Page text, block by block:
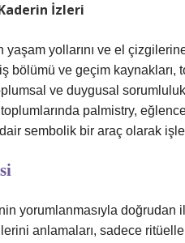
İzleri
yaşam yollarını ve el
bölümü ve geçim
ve duygusal
palmistry,
sembolik bir araç olarak
yorumlanmasıyla doğrudan
anlamaları, sadece